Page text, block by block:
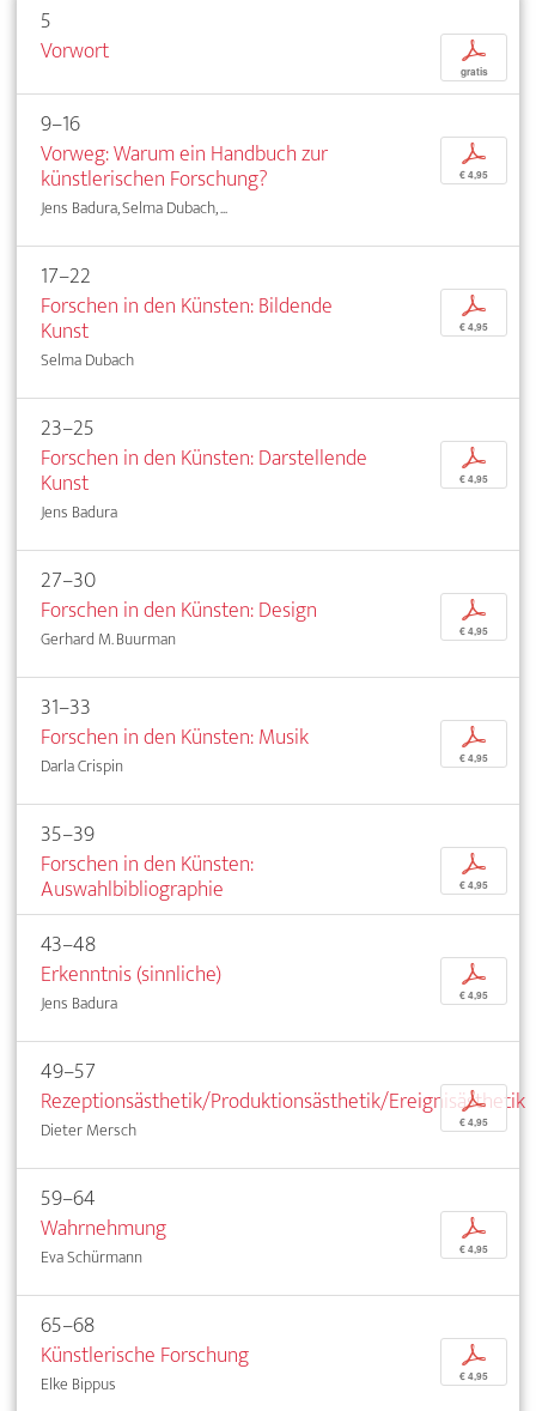
5
Vorwort
p
gratis
9–16
Vorweg: Warum ein Handbuch zur
künstlerischen Forschung?
Jens Badura, Selma Dubach, ...
p
€ 4,95
17–22
Forschen in den Künsten: Bildende
Kunst
Selma Dubach
p
€ 4,95
23–25
Forschen in den Künsten: Darstellende
Kunst
Jens Badura
p
€ 4,95
27–30
Forschen in den Künsten: Design
Gerhard M. Buurman
p
€ 4,95
31–33
Forschen in den Künsten: Musik
Darla Crispin
p
€ 4,95
35–39
Forschen in den Künsten:
Auswahlbibliographie
p
€ 4,95
43–48
Erkenntnis (sinnliche)
Jens Badura
p
€ 4,95
49–57
Rezeptionsästhetik/Produktionsästhetik/Ereignisästhetik
Dieter Mersch
p
€ 4,95
59–64
Wahrnehmung
Eva Schürmann
p
€ 4,95
65–68
Künstlerische Forschung
Elke Bippus
p
€ 4,95